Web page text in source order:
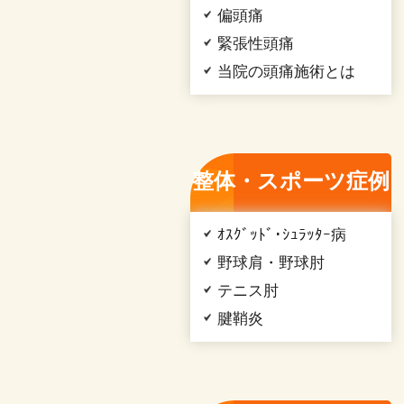
偏頭痛
緊張性頭痛
当院の頭痛施術とは
整体・スポーツ症例
ｵｽｸﾞｯﾄﾞ･ｼｭﾗｯﾀｰ病
野球肩・野球肘
テニス肘
腱鞘炎